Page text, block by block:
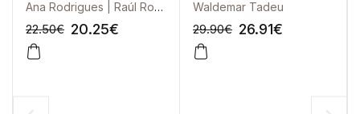
Ana Rodrigues | Raúl Rodrigues
22.50€ 20.25€
Executivo e Órgãos
Essenciais Auxiliares
Waldemar Tadeu
29.90€ 26.91€